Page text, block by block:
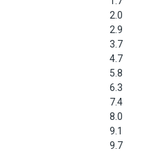
2.0
2.9
3.7
4.7
5.8
6.3
7.4
8.0
9.1
9.7